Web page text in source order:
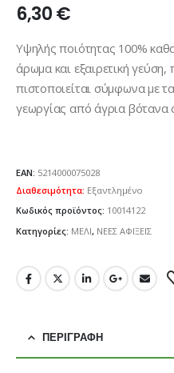
6,30€
Υψηλής ποιότητας 100%
άρωμα και εξαιρετική γεύση,
πιστοποιείται σύμφωνα με
γεωργίας από άγρια βότανα
EAN: 5214000075028
Διαθεσιμότητα: Εξαντλημένο
Κωδικός προϊόντος: 10014122
Κατηγορίες: ΜΕΛΙ, ΝΕΕΣ ΑΦΙΞΕΙΣ
ΠΕΡΙΓΡΑΦΉ